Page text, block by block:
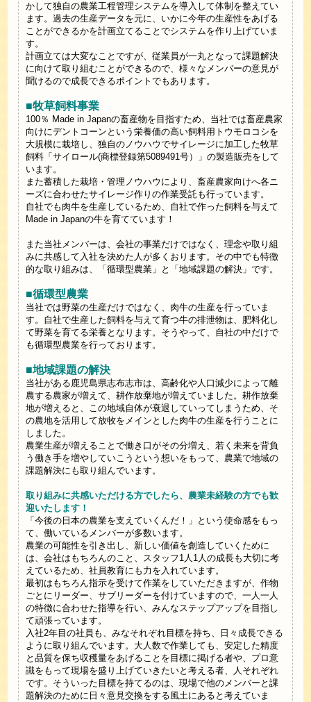
かして独自の農業工程管理システムを導入して体制を整えてい
ます。過去の生産データを元に、いかに今年の生産性をあげる
ことができるかを計画立てることでシステムを作り上げていま
す。
計画立ては大変なことですが、従業員が一丸となって課題解決
に向けて取り組むことができるので、様々なメンバーの意見が
聞けるので成長できるポイントでもあります。
■牧草飼料事業
100％ Made in Japanの畜産物を目指すため、当社では畜産農家
向けにデントコーンという栄養価の高い飼料用トウモロコシを
大規模に栽培し、独自のノウハウでサイレージに加工した牧草
飼料「サイロール(商標登録第5089491号）」の製造販売をして
います。
また蓄積した栽培・管理ノウハウにより、畜産農家向けへ各ニ
ーズに合わせたサイレージ作りの作業受託も行っています。
自社でも肉牛を生産しているため、自社で作った飼料を与えて
Made in Japanの牛を育てています！
また当社メンバーは、会社の事業だけではなく、理念や取り組
みに共感して入社を決めた人が多くおります。その中でも特徴
的な取り組みは、「循環型農業」と「地域課題の解決」です。
■循環型農業
当社では野菜の生産だけではなく、肉牛の生産を行っていま
す。自社で生産した飼料を与えて育つ牛の排泄物は、肥料化し
て野菜を育てる栄養となります。そうやって、自社の中だけで
も循環型農業を行っております。
■地域課題の解決
当社がある鹿児島県志布志市は、高齢化や人口減少によって離
農する農家が増えて、耕作放棄地が増えていました。耕作放棄
地が増えると、この地域自体が衰退していってしまうため、そ
の農地を活用して放牧をメインとした肉牛の生産を行うことに
しました。
農業生産が増えることで働き口がその分増え、若く未来を背負
う働き手を増やしていこうという想いをもって、農業で地域の
課題解決にも取り組んでいます。
取り組みに共感いただける方でしたら、農業未経験の方でも歓
迎いたします！
「今後の日本の農業を支えていくんだ！」という使命感をもっ
て、働いているメンバーが多数います。
農業の可能性を引き出し、新しい価値を創造していくために
は、会社はもちろんのこと、スタッフ1人1人の成長も大切に考
えているため、社員教育にも力を入れています。
最初はもちろん指示を受けて作業をしていただきますが、作物
ごとにリーダー、サブリーダーを付けていますので、一人一人
の特徴に合わせた指導を行い、みんなステップアップを目指し
て頑張っています。
入社2年目の社員も、みなそれぞれ目標を持ち、日々成長できる
ように取り組んでいます。大人数で作業しても、安定した精度
と品質を保ち収穫量をあげることを目標に掲げる者や、プロ意
識をもって現場を盛り上げていきたいと考える者、人それぞれ
です。そういった目標を持てるのは、現場で他のメンバーと課
題解決のために日々意見交換をする風土にあると考えていま